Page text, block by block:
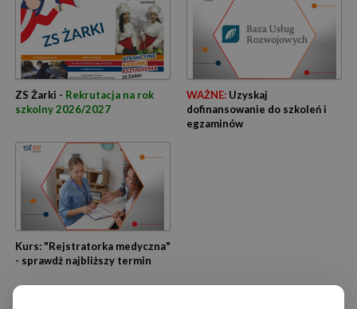
ZS Żarki - Rekrutacja na rok
szkolny 2026/2027
WAŻNE:Uzyskaj
dofinansowanie do szkoleń i
egzaminów
Kurs: "Rejstratorka medyczna"
- sprawdż najbliższy termin